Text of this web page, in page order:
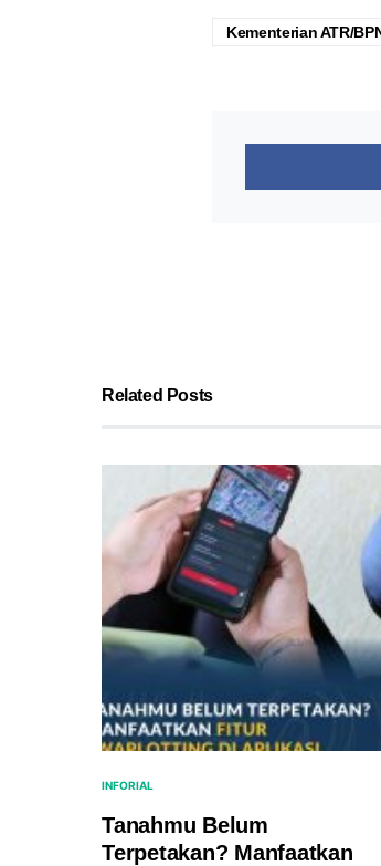
Kementerian ATR/
Related Posts
INFORIAL
Tanahmu Belum
Terpetakan? Manfaatkan